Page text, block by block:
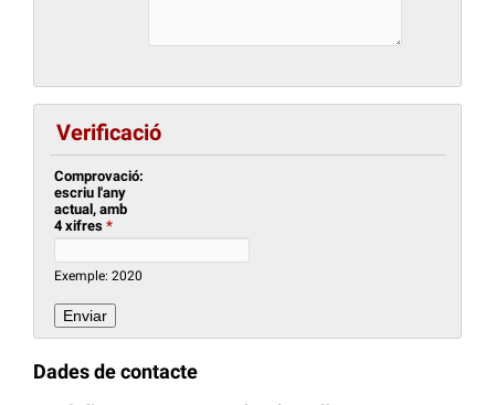
Verificació
Comprovació:
escriu l'any
actual, amb
4 xifres *
Exemple: 2020
Dades de contacte